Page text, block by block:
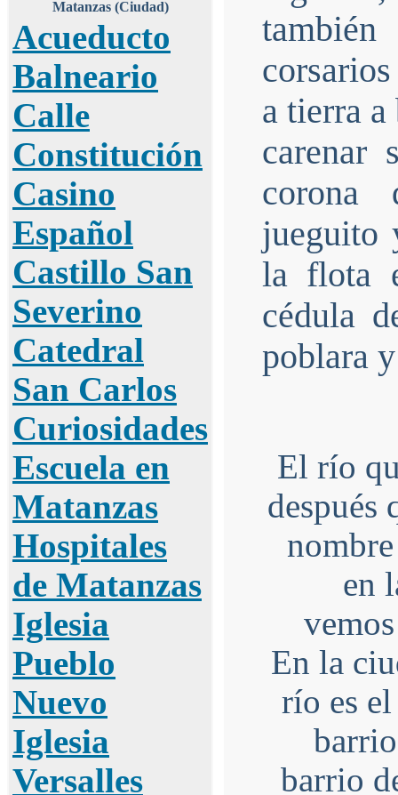
Matanzas(Ciudad)
Acueducto
Balneario
Calle
Constitución
Casino
Español
Castillo San
Severino
Catedral
San Carlos
Curiosidades
Escuela en
Matanzas
Hospitales
de Matanzas
Iglesia
Pueblo
Nuevo
Iglesia
Versalles
a tierra a
carenar
corona
jueguito
la flota
cédula
poblara
El río
después
en
En la
río es el
barrio